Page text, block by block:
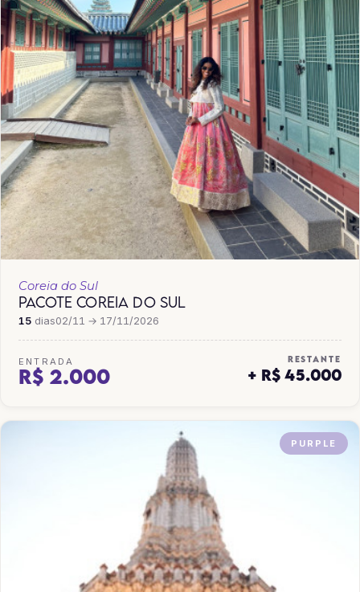
Coreia do Sul
PACOTE COREIA DO SUL
15 dias02/11 → 17/11/2026
ENTRADA
R$ 2.000
RESTANTE
+ R$ 45.000
PURPLE